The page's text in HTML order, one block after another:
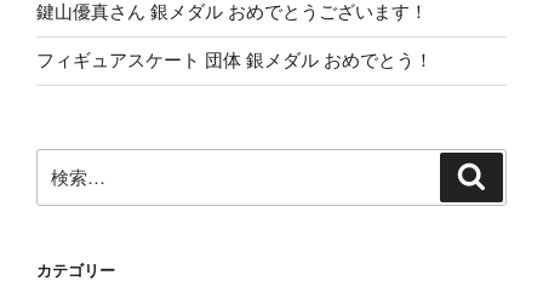
鍵山優真さん 銀メダル おめでとうございます！
フィギュアスケート 団体 銀メダル おめでとう！
索:
カテゴリー